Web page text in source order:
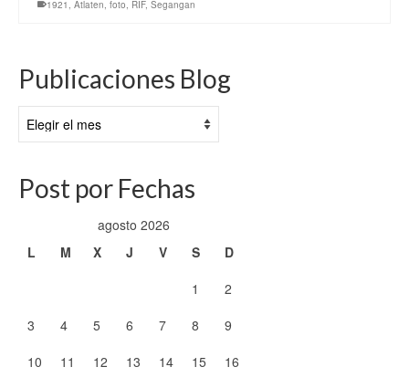
1921 , Atlaten, foto, RIF, Segangan
Publicaciones Blog
Blog
Post por Fechas
agosto 2026
L
M X J V S
D
1
2
3
4 5 6 7 8
9
10
11 12 13 14 15 16